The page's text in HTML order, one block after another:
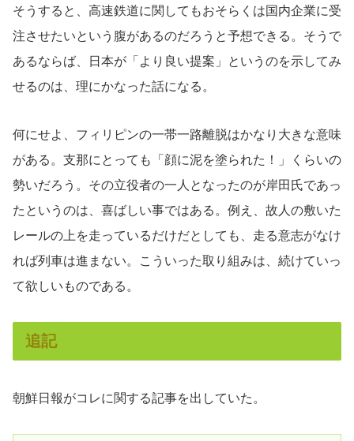
そうすると、高速鉄道に関してもおそらくは国内企業に受
注させたいという腹があるのだろうと予想できる。そうで
あるならば、日本が「より良い提案」というのを示してみ
せるのは、理にかなった話になる。
何にせよ、フィリピンの一帯一路離脱はかなり大きな意味
がある。支那にとっても「顔に泥を塗られた！」くらいの
勢いだろう。その立役者の一人となったのが岸田氏であっ
たというのは、喜ばしい事ではある。例え、故人の敷いた
レールの上を走っているだけだとしても、走る意志がなけ
れば列車は進まない。こういった取り組みは、続けていっ
て欲しいものである。
追記
朝鮮日報がコレに関する記事を出していた。